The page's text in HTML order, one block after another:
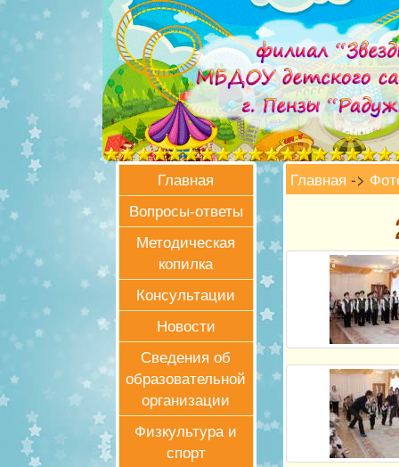
Главная
Вопросы-ответы
Методическая
копилка
Консультации
Новости
Сведения об
образовательной
организации
Физкультура и
спорт
Главная ->